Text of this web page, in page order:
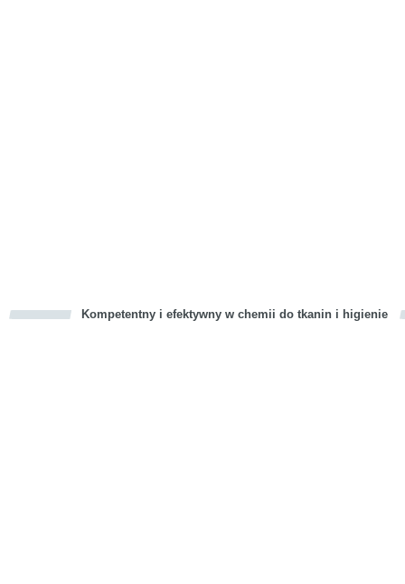
Kompetentny i efektywny w chemii do tkanin i higienie